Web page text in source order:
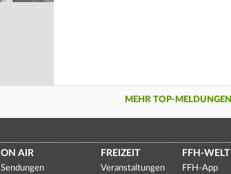
MEHR TOP-MELDUNGEN
ON AIR
Sendungen
FREIZEIT
Veranstaltungen
FFH-WELT
FFH-App